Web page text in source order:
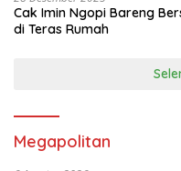
Cak Imin Ngopi Bareng
di Teras Rumah
Megapolitan